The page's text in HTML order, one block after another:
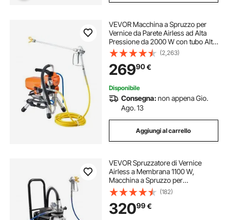
VEVOR Macchina a Spruzzo per
Vernice da Parete Airless ad Alta
Pressione da 2000 W con tubo Alta
Pressione, Macchina per
Spruzzatura da Parete, per Interni
Esterni a Base d'Acqua e a Base di
Olio
(2,263)
26990€
Disponibile
Consegna:non appena Gio.
Ago. 13
Aggiungi al carrello
VEVOR Spruzzatore di Vernice
Airless a Membrana 1100 W,
Macchina a Spruzzo per
Verniciatura Airless Pressione max
15,17 MPa Spruzzatore Flusso 2.0
L/min con Asta di Prolunga Tubo
Flessibile 10 m
(182)
32099€